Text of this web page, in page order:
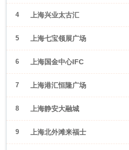
4 上海兴业太古汇
5 上海七宝领展广场
6 上海国金中心IFC
7 上海港汇恒隆广场
8 上海静安大融城
9 上海北外滩来福士